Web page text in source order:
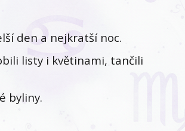
den a nejkratší noc.
listy i květinami, tančili
byliny.